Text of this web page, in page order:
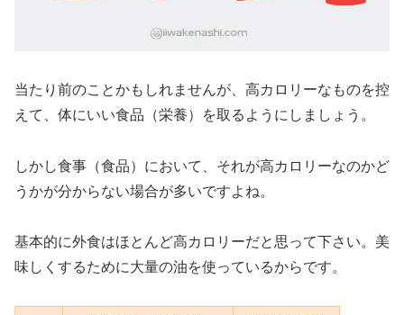
当たり前のことかもしれませんが、高カロリーなものを控
えて、体にいい食品（栄養）を取るようにしましょう。
しかし食事（食品）において、それが高カロリーなのかど
うかが分からない場合が多いですよね。
基本的に外食はほとんど高カロリーだと思って下さい。美
味しくするために大量の油を使っているからです。